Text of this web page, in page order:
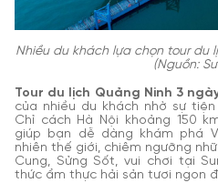
Nhiều du khách lựa chọn tour du
(Nguồn:
Tour du lịch Quảng Ninh 3
của nhiều du khách nhờ sự
Chỉ cách Hà Nội khoảng 150
giúp bạn dễ dàng khám phá
nhiên thế giới, chiêm ngưỡng
Cung, Sửng Sốt, vui chơi tại
thức ẩm thực hải sản tươi ngon